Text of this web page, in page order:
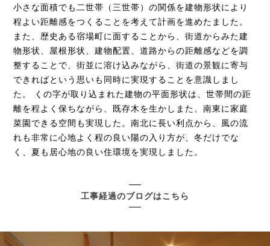
小さな面積でも二世帯（三世帯）の関係を建物形状により
程よい距離感をつくることを考えて計画を進めたました。
また、歴史ある宿場町に面することから、街道からみた建
物形状、屋根形状、建物配置、道路からの距離感などを調
整することで、街並に溶け込みながら、街道の景観に寄与
できればという思いも同時に実現することを意識しまし
た。 くの字が取り込まれた建物の平面形状は、世帯間の距
離を程よく保ちながら、既存木を生かしまた、南東に家庭
菜園できる空間も実現した。南北に長い利点から、風の流
れも非常に心地よく程の良い陽の入り方が、冬だけでな
く、夏も居心地の良い住環境を実現しました。
工事経過のブログはこちら